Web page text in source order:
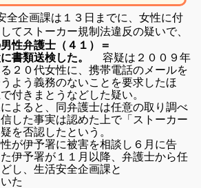
全企画課は１３日までに、女性に付
て ストーカー規制法違反の疑いで、
性弁護士（４１）＝
書類送検した。
容疑は２００９年
２０代女性に、携帯電話のメールを
よう義務のないことを要求したほ
付きまとうなどした疑い。
よると、同弁護士は任意の取り調べ
した事実は認めた上で「ストーカー
を否認したという。
が伊予署に被害を相談し６月に告
伊予署が１１月以降、弁護士から任
し、生活安全企画課と
た